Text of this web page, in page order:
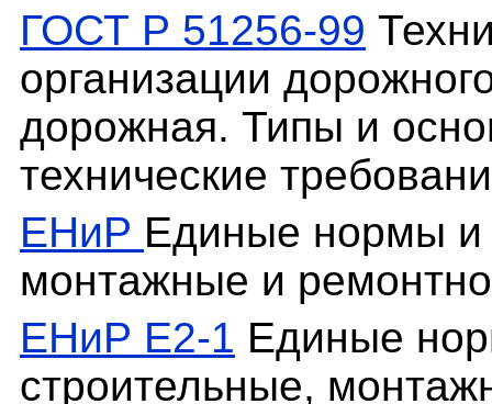
ГОСТ Р 51256-99
организации
дорожная. Типы и
технические
ЕНиР Единые нормы и
монтажные и
ЕНиР Е2-1 Единые
строительные,